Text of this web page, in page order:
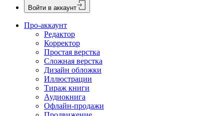
Войти в аккаунт
Про-аккаунт
Редактор
Корректор
Простая верстка
Сложная верстка
Дизайн обложки
Иллюстрации
Тираж книги
Аудиокнига
Офлайн-продажи